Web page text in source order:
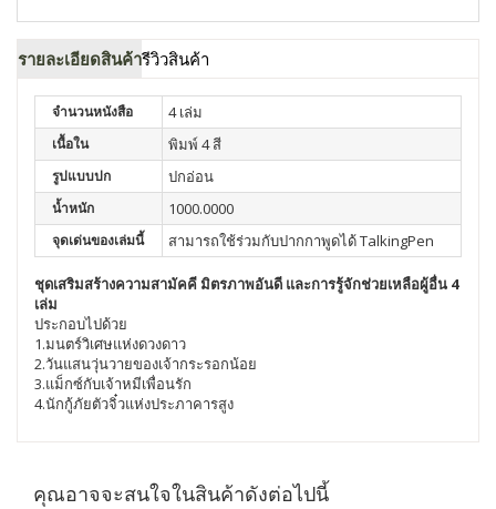
รายละเอียดสินค้ารีวิวสินค้า
จำนวนหนังสือ 4 เล่ม
เนื้อใน พิมพ์ 4 สี
รูปแบบปก ปกอ่อน
น้ำหนัก 1000.0000
จุดเด่นของเล่มนี้ สามารถใช้ร่วมกับปากกาพูดได้ TalkingPen
ชุดเสริมสร้างความสามัคคี มิตรภาพอันดี และการรู้จักช่วยเหลือผู้อื่น 4
เล่ม
ประกอบไปด้วย
1.มนตร์วิเศษแห่งดวงดาว
2.วันแสนวุ่นวายของเจ้ากระรอกน้อย
3.แม็กซ์กับเจ้าหมีเพื่อนรัก
4.นักกู้ภัยตัวจิ๋วแห่งประภาคารสูง
คุณอาจจะสนใจในสินค้าดังต่อไปนี้